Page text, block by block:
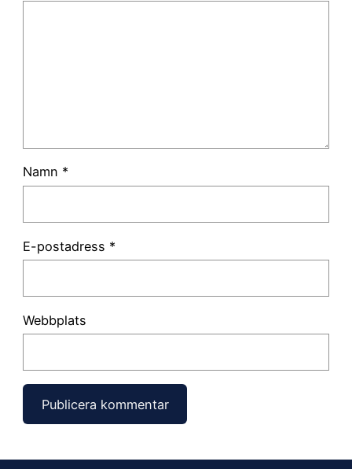
Namn *
E-postadress *
Webbplats